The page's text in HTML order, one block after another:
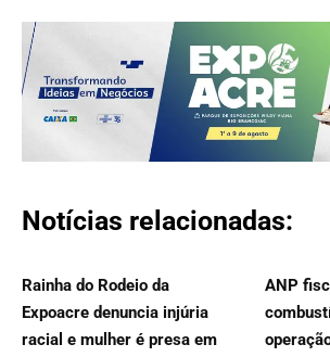
Notícias relacionadas:
Rainha do Rodeio da
Expoacre denuncia injúria
racial e mulher é presa em
ANP